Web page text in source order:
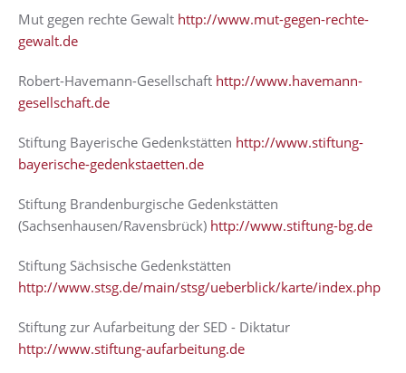
Mut gegen rechte Gewalt http://www.mut-gegen-rechte-
gewalt.de
Robert-Havemann-Gesellschaft http://www.havemann-
gesellschaft.de
Stiftung Bayerische Gedenkstätten http://www.stiftung-
bayerische-gedenkstaetten.de
Stiftung Brandenburgische Gedenkstätten
(Sachsenhausen/Ravensbrück) http://www.stiftung-bg.de
Stiftung Sächsische Gedenkstätten
http://www.stsg.de/main/stsg/ueberblick/karte/index.php
Stiftung zur Aufarbeitung der SED - Diktatur
http://www.stiftung-aufarbeitung.de